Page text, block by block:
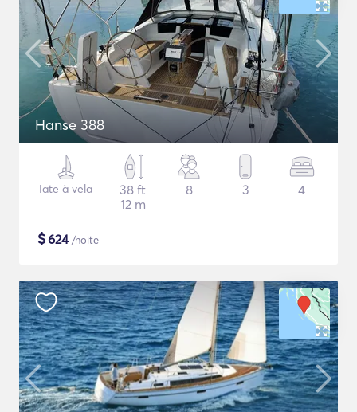
Hanse 388
Iate à vela
38 ft
12 m
8 3 4
$624/noite